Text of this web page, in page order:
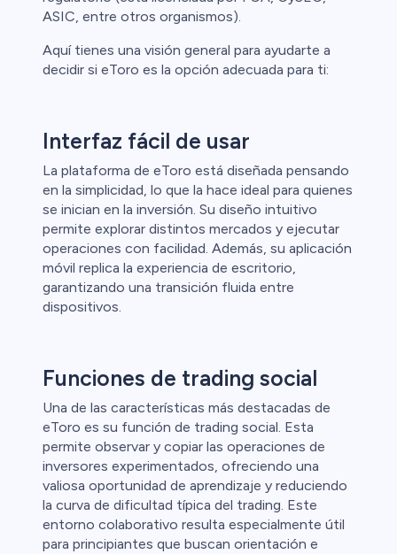
ASIC, entre otros organismos).
Aquí tienes una visión general para ayudarte a
decidir si eToro es la opción adecuada para ti:
Interfaz fácil de usar
La plataforma de eToro está diseñada pensando
en la simplicidad, lo que la hace ideal para quienes
se inician en la inversión. Su diseño intuitivo
permite explorar distintos mercados y ejecutar
operaciones con facilidad. Además, su aplicación
móvil replica la experiencia de escritorio,
garantizando una transición fluida entre
dispositivos.
Funciones de trading social
Una de las características más destacadas de
eToro es su función de trading social. Esta
permite observar y copiar las operaciones de
inversores experimentados, ofreciendo una
valiosa oportunidad de aprendizaje y reduciendo
la curva de dificultad típica del trading. Este
entorno colaborativo resulta especialmente útil
para principiantes que buscan orientación e